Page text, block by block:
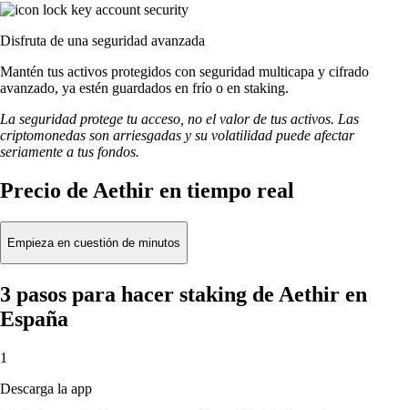
Disfruta de una seguridad avanzada
Mantén tus activos protegidos con seguridad multicapa y cifrado
avanzado, ya estén guardados en frío o en staking.
La seguridad protege tu acceso, no el valor de tus activos. Las
criptomonedas son arriesgadas y su volatilidad puede afectar
seriamente a tus fondos.
Precio de Aethir en tiempo real
Empieza en cuestión de minutos
3 pasos para hacer staking de Aethir en
España
1
Descarga la app